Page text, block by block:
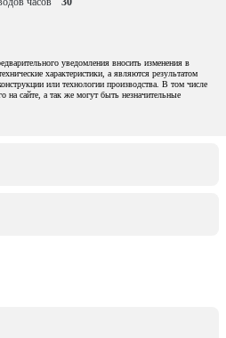
уведомления вносить изменения в
характеристики, а являются результатом
или технологии производства. В том числе
на сайте, а так же могут быть незначительные